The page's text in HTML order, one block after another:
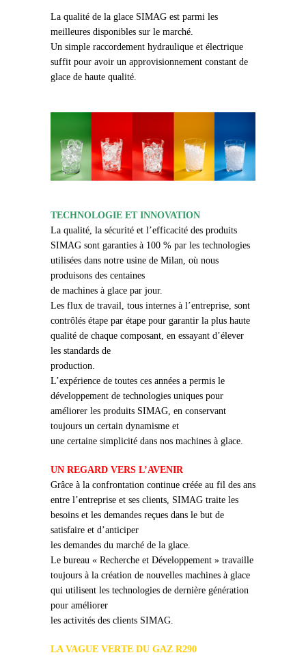
La qualité de la glace SIMAG est parmi les
meilleures disponibles sur le marché.
Un simple raccordement hydraulique et électrique
suffit pour avoir un approvisionnement constant de
glace de haute qualité.
TECHNOLOGIE ET INNOVATION
La qualité, la sécurité et l’efficacité des produits
SIMAG sont garanties à 100 % par les technologies
utilisées dans notre usine de Milan, où nous
produisons des centaines
de machines à glace par jour.
Les flux de travail, tous internes à l’entreprise, sont
contrôlés étape par étape pour garantir la plus haute
qualité de chaque composant, en essayant d’élever
les standards de
production.
L’expérience de toutes ces années a permis le
développement de technologies uniques pour
améliorer les produits SIMAG, en conservant
toujours un certain dynamisme et
une certaine simplicité dans nos machines à glace.
UN REGARD VERS L’AVENIR
Grâce à la confrontation continue créée au fil des ans
entre l’entreprise et ses clients, SIMAG traite les
besoins et les demandes reçues dans le but de
satisfaire et d’anticiper
les demandes du marché de la glace.
Le bureau « Recherche et Développement » travaille
toujours à la création de nouvelles machines à glace
qui utilisent les technologies de dernière génération
pour améliorer
les activités des clients SIMAG.
LA VAGUE VERTE DU GAZ R290